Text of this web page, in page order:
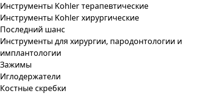
Инструменты Kohler терапевтические
Инструменты Kohler хирургические
Последний шанс
Инструменты для хирургии, пародонтологии и
имплантологии
Зажимы
Иглодержатели
Костные скребки